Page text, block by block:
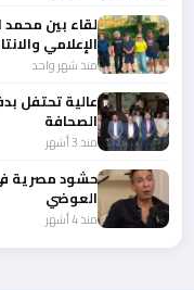
لقاء بين
الإعلامي
منذ شهر واحد
عالية تحتفل
الصحافة
منذ 3 أشهر
حشود مصرية
العوضي
منذ 4 أشهر